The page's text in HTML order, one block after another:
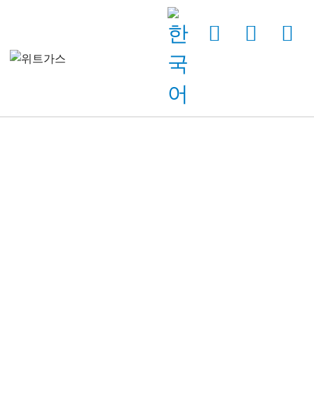
Home 제품
금속 가공용 가스혼합기